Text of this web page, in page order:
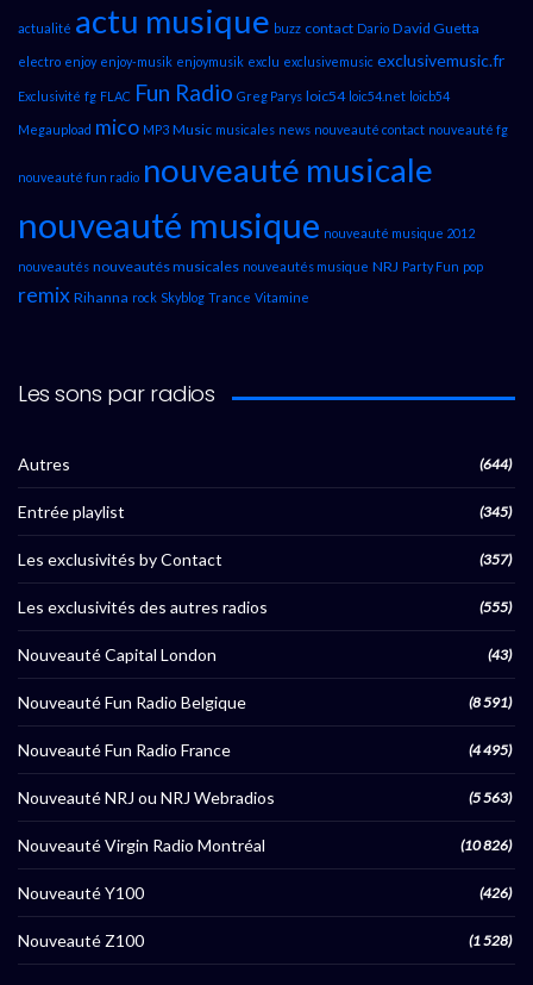
actualité actu musique buzz contact Dario David Guetta
electro enjoy enjoy-musik enjoymusik exclu exclusivemusic exclusivemusic.fr
Exclusivité fg FLAC Fun Radio Greg Parys loic54 loic54.net loicb54
Megaupload mico MP3 Music musicales news nouveauté contact nouveauté fg
nouveauté fun radio nouveauté musicale
nouveauté musique nouveauté musique 2012
nouveautés nouveautés musicales nouveautés musique NRJ Party Fun pop
remix Rihanna rock Skyblog Trance Vitamine
Les sons par radios
Autres (644)
Entrée playlist (345)
Les exclusivités by Contact (357)
Les exclusivités des autres radios (555)
Nouveauté Capital London (43)
Nouveauté Fun Radio Belgique (8 591)
Nouveauté Fun Radio France (4 495)
Nouveauté NRJ ou NRJ Webradios (5 563)
Nouveauté Virgin Radio Montréal (10 826)
Nouveauté Y100 (426)
Nouveauté Z100 (1 528)